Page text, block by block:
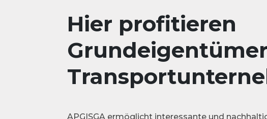
Hier profitieren
APG|SGA ermöglicht interessante und